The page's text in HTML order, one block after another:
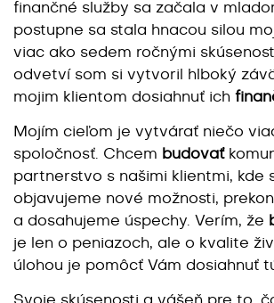
finančné služby sa začala v
postupne sa stala hnacou silou
viac ako sedem ročnými
odvetví som si vytvoril hlboký
mojim klientom dosiahnuť ich
Mojím cieľom je vytvárať niečo
spoločnosť. Chcem budovať
partnerstvo s našimi klientmi, kde
objavujeme nové možnosti,
a dosahujeme úspechy. Verím, že
je len o peniazoch, ale o kvalite
úlohou je pomôcť Vám dosiahnuť